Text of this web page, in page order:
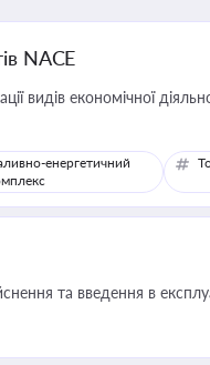
NACE
видів економічної
енергетичний
та введення в